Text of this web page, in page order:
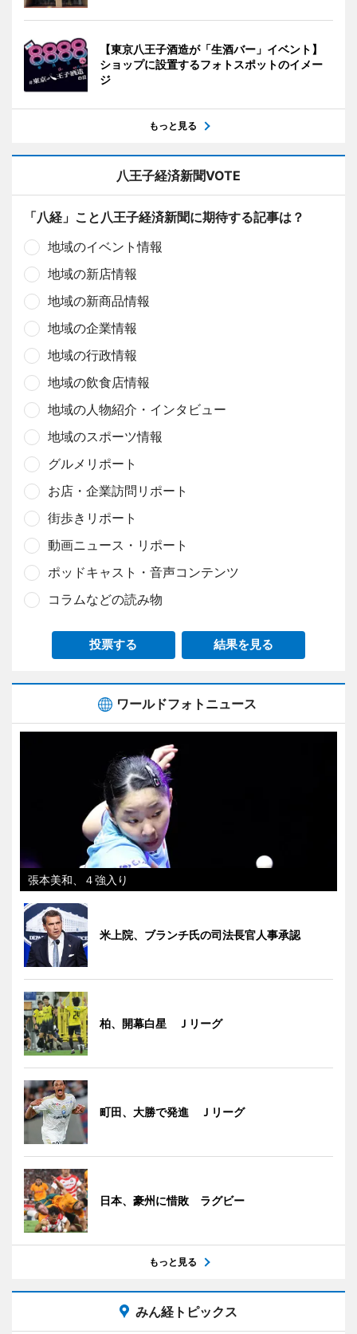
【東京八王子酒造が「生酒バー」イベント】
ショップに設置するフォトスポットのイメー
ジ
もっと見る
八王子経済新聞VOTE
「八経」こと八王子経済新聞に期待する記事は？
地域のイベント情報
地域の新店情報
地域の新商品情報
地域の企業情報
地域の行政情報
地域の飲食店情報
地域の人物紹介・インタビュー
地域のスポーツ情報
グルメリポート
お店・企業訪問リポート
街歩きリポート
動画ニュース・リポート
ポッドキャスト・音声コンテンツ
コラムなどの読み物
投票する 結果を見る
ワールドフォトニュース
張本美和、４強入り
米上院、ブランチ氏の司法長官人事承認
柏、開幕白星 Ｊリーグ
町田、大勝で発進 Ｊリーグ
日本、豪州に惜敗 ラグビー
もっと見る
みん経トピックス